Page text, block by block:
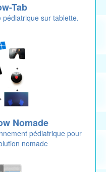
Tab
sur tablette.
Nomade
pédiatrique pour
nomade